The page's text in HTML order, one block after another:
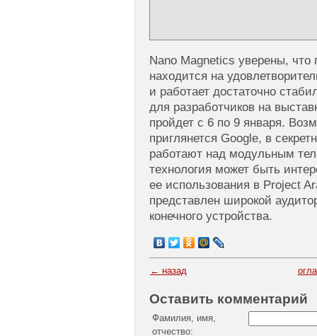
Nano Magnetics уверены, что
находится на
и работает достаточно
для разработчиков на
пройдет с 6 по 9 января.
приглянется Google, в
работают над модульным
технология может быть
ее использования в Project
представлен широкой
конечного устройства.
← назад
Оставить комментарий
Фамилия, имя,
отчество: